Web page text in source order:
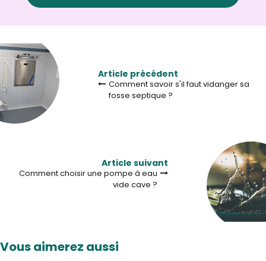
Article précédent
Comment savoir s'il faut vidanger sa
fosse septique ?
Article suivant
Comment choisir une pompe à eau
vide cave ?
Vous aimerez aussi